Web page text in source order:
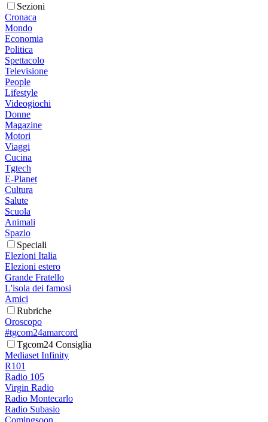
Sezioni
Cronaca
Mondo
Economia
Politica
Spettacolo
Televisione
People
Lifestyle
Videogiochi
Donne
Magazine
Motori
Viaggi
Cucina
Tgtech
E-Planet
Cultura
Salute
Scuola
Animali
Spazio
Speciali
Elezioni Italia
Elezioni estero
Grande Fratello
L'isola dei famosi
Amici
Rubriche
Oroscopo
#tgcom24amarcord
Tgcom24 Consiglia
Mediaset Infinity
R101
Radio 105
Virgin Radio
Radio Montecarlo
Radio Subasio
Comingsoon